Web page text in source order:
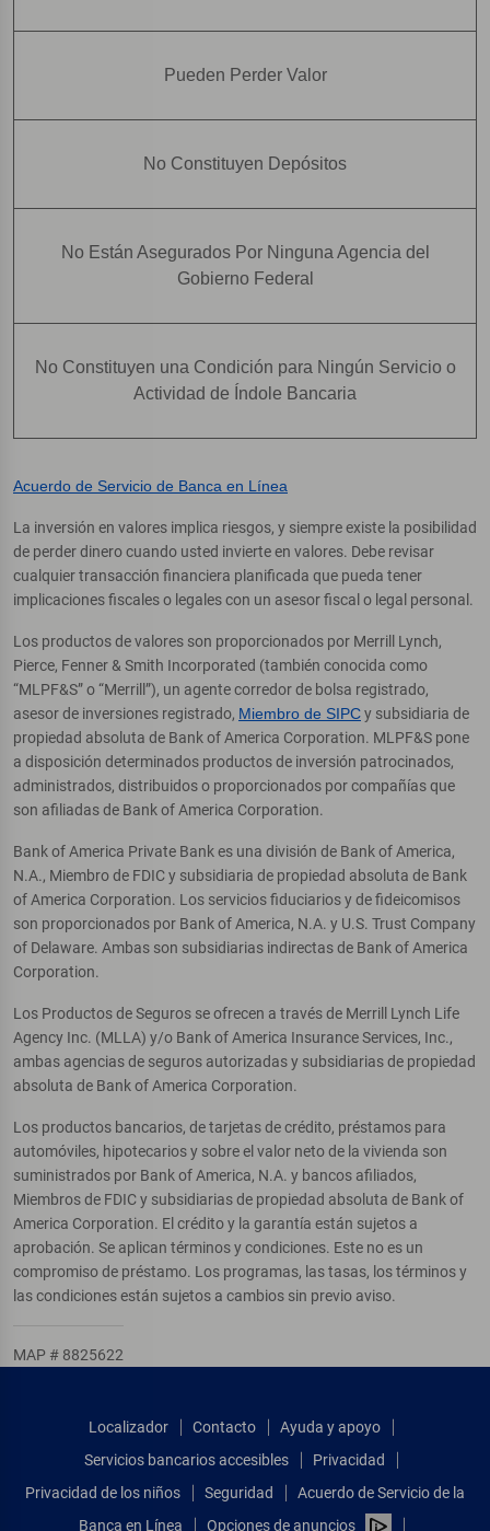
Pueden Perder Valor
No Constituyen Depósitos
No Están Asegurados Por Ninguna Agencia del
Gobierno Federal
No Constituyen una Condición para Ningún Servicio o
Actividad de Índole Bancaria
Acuerdo de Servicio de Banca en Línea
La inversión en valores implica riesgos, y siempre existe la posibilidad
de perder dinero cuando usted invierte en valores. Debe revisar
cualquier transacción financiera planificada que pueda tener
implicaciones fiscales o legales con un asesor fiscal o legal personal.
Los productos de valores son proporcionados por Merrill Lynch,
Pierce, Fenner & Smith Incorporated (también conocida como
“MLPF&S” o “Merrill”), un agente corredor de bolsa registrado,
asesor de inversiones registrado, Miembro de SIPCy subsidiaria de
propiedad absoluta de Bank of America Corporation. MLPF&S pone
a disposición determinados productos de inversión patrocinados,
administrados, distribuidos o proporcionados por compañías que
son afiliadas de Bank of America Corporation.
Bank of America Private Bank es una división de Bank of America,
N.A., Miembro de FDIC y subsidiaria de propiedad absoluta de Bank
of America Corporation. Los servicios fiduciarios y de fideicomisos
son proporcionados por Bank of America, N.A. y U.S. Trust Company
of Delaware. Ambas son subsidiarias indirectas de Bank of America
Corporation.
Los Productos de Seguros se ofrecen a través de Merrill Lynch Life
Agency Inc. (MLLA) y/o Bank of America Insurance Services, Inc.,
ambas agencias de seguros autorizadas y subsidiarias de propiedad
absoluta de Bank of America Corporation.
Los productos bancarios, de tarjetas de crédito, préstamos para
automóviles, hipotecarios y sobre el valor neto de la vivienda son
suministrados por Bank of America, N.A. y bancos afiliados,
Miembros de FDIC y subsidiarias de propiedad absoluta de Bank of
America Corporation. El crédito y la garantía están sujetos a
aprobación. Se aplican términos y condiciones. Este no es un
compromiso de préstamo. Los programas, las tasas, los términos y
las condiciones están sujetos a cambios sin previo aviso.
MAP # 8825622
Localizador Contacto
Ayuda y apoyo
Servicios bancarios accesibles
Privacidad
Privacidad de los niños
Seguridad
Acuerdo de Servicio de la
Banca en Línea
Opciones de anuncios